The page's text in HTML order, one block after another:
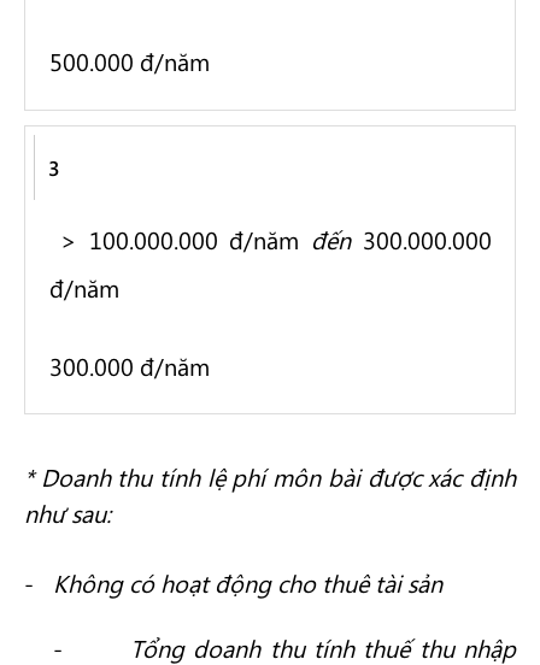
500.000 đ/năm
3
> 100.000.000 đ/năm đến300.000.000
đ/năm
300.000 đ/năm
* Doanh thu tính lệ phí môn bài được xác định
như sau:
Không có hoạt động cho thuê tài sản
Tổng doanh thu tính thuế thu nhập